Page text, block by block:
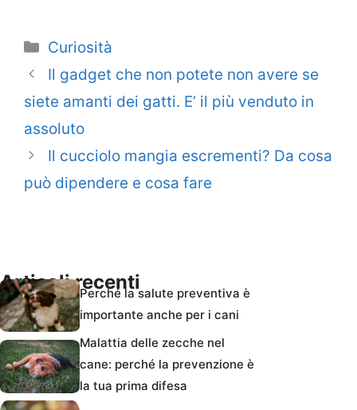
Categorie
Curiosità
Il gadget che non potete non avere se
siete amanti dei gatti. E’ il più venduto in
assoluto
Il cucciolo mangia escrementi? Da cosa
può dipendere e cosa fare
Articoli recentiPerché la salute preventiva è
importante anche per i cani
Malattia delle zecche nel
cane: perché la prevenzione è
la tua prima difesa